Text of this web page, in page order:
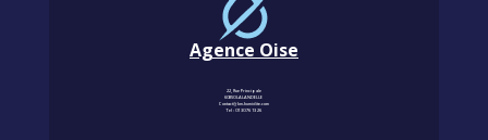
Agence Oise
22, Rue Principale
60850 LALANDELLE
Contact@km-humidite.com
Tel :01 30 76 13 26